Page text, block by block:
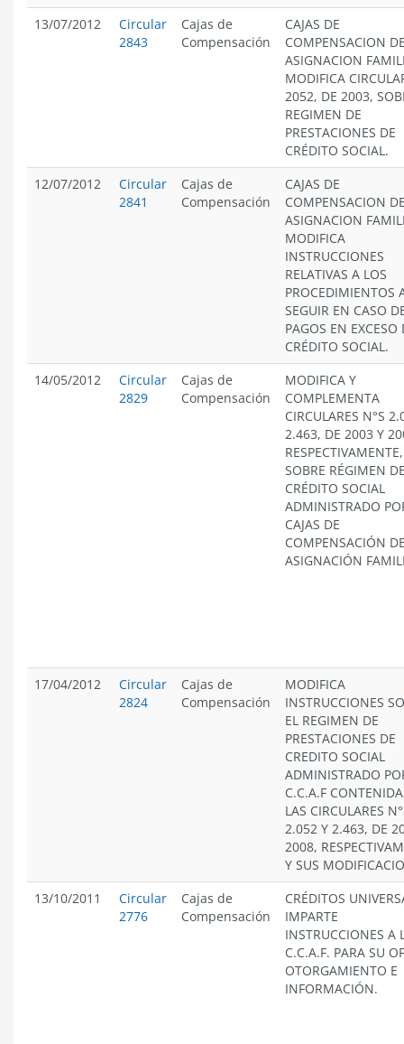
13/07/2012
Circular
2843
Cajas de
Compensación
CAJAS DE
COMPENSACION
ASIGNACION
MODIFICA
2052, DE 2003,
REGIMEN DE
PRESTACIONES DE
CRÉDITO SOCIAL.
12/07/2012
Circular
2841
Cajas de
Compensación
CAJAS DE
COMPENSACION
ASIGNACION
MODIFICA
INSTRUCCIONES
RELATIVAS A LOS
PROCEDIMIENTOS
SEGUIR EN CASO
PAGOS EN EXCESO
CRÉDITO SOCIAL.
14/05/2012
Circular
2829
Cajas de
Compensación
MODIFICA Y
COMPLEMENTA
CIRCULARES N°S
2.463, DE 2003 Y
RESPECTIVAMENTE,
SOBRE RÉGIMEN
CRÉDITO SOCIAL
ADMINISTRADO
CAJAS DE
COMPENSACIÓN
ASIGNACIÓN
17/04/2012
Circular
2824
Cajas de
Compensación
MODIFICA
INSTRUCCIONES
EL REGIMEN DE
PRESTACIONES DE
CREDITO SOCIAL
ADMINISTRADO
C.C.A.F
LAS CIRCULARES
2.052 Y 2.463, DE
2008,
Y SUS
13/10/2011
Circular
2776
Cajas de
Compensación
CRÉDITOS
IMPARTE
INSTRUCCIONES A
C.C.A.F. PARA SU
OTORGAMIENTO E
INFORMACIÓN.